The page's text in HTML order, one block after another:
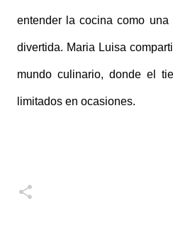
entender la cocina como
divertida. Maria Luisa
mundo culinario, donde el
limitados en ocasiones.